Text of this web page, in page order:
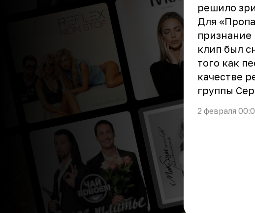
решило
Для
клип был
того как
качестве
группы
2 февраля